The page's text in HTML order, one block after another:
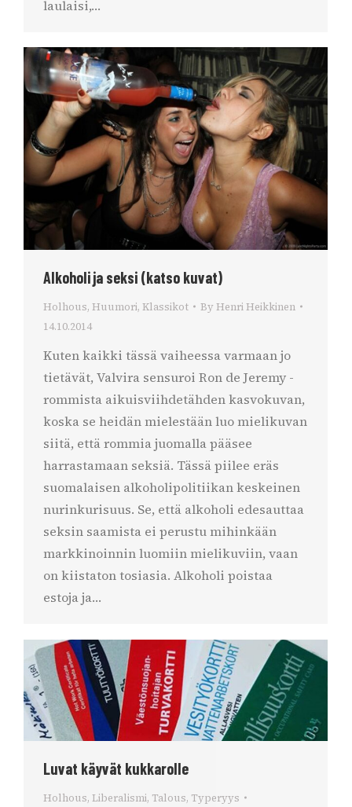
laulaisi,…
Alkoholi ja seksi (katso kuvat)
Holhous, Huumori, Klassikot By Henri Heikkinen
14.10.2014
Kuten kaikki tässä vaiheessa varmaan jo
tietävät, Valvira sensuroi Ron de Jeremy -
rommista aikuisviihdetähden kasvokuvan,
koska se heidän mielestään luo mielikuvan
siitä, että rommia juomalla pääsee
harrastamaan seksiä. Tässä piilee eräs
suomalaisen alkoholipolitiikan keskeinen
nurinkurisuus. Se, että alkoholi edesauttaa
seksin saamista ei perustu mihinkään
markkinoinnin luomiin mielikuviin, vaan
on kiistaton tosiasia. Alkoholi poistaa
estoja ja…
Luvat käyvät kukkarolle
Holhous, Liberalismi, Talous, Typeryys